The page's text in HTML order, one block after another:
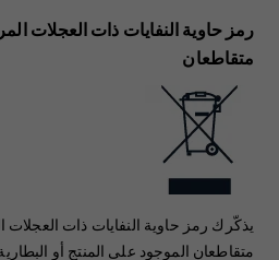
Plus
رمز حاوية النفايات ذات العجلات
متقاطعان
يذكّرك رمز حاوية النفايات ذات
متقاطعان الموجود على المنتج أو